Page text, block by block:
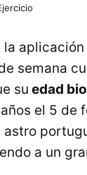
la
semana
su edad
el 5 de
a un